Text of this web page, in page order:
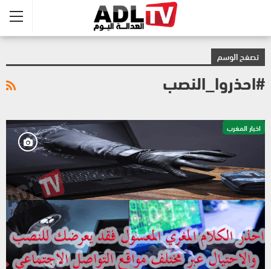
تصفح الوسم
#احذروا_النصب
اخبار المغرب